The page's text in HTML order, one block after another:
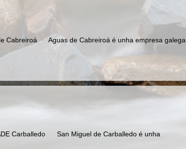
de Cabreiroá Aguas de Cabreiroá é unha empresa galega
Carballedo San Miguel de Carballedo é unha